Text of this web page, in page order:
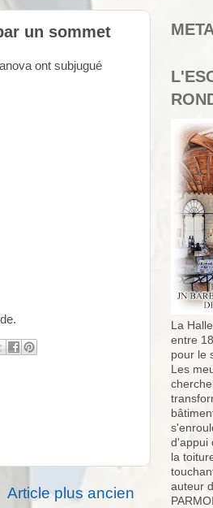
un sommet
ont subjugué
Article plus ancien
La
entre
pour le
Les
d'appui
la
auteur